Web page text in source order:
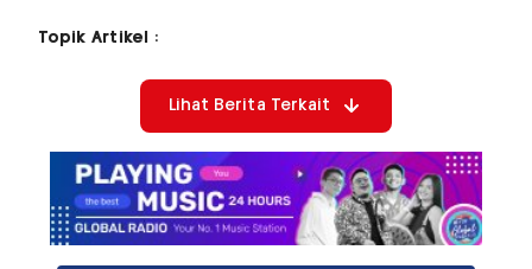
Topik Artikel :
Lihat Berita Terkait